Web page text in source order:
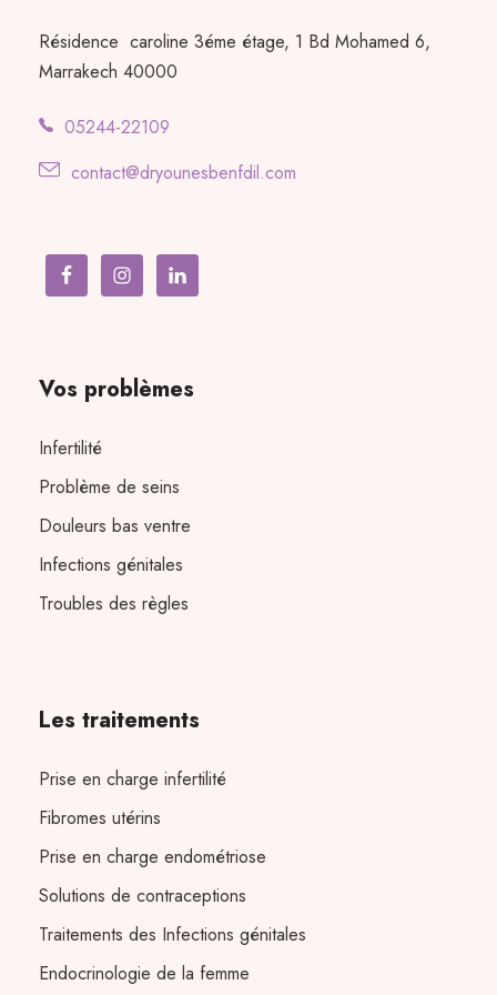
Résidence caroline 3éme étage, 1 Bd Mohamed 6,
Marrakech 40000
05244-22109
contact@dryounesbenfdil.com
Vos problèmes
Infertilité
Problème de seins
Douleurs bas ventre
Infections génitales
Troubles des règles
Les traitements
Prise en charge infertilité
Fibromes utérins
Prise en charge endométriose
Solutions de contraceptions
Traitements des Infections génitales
Endocrinologie de la femme